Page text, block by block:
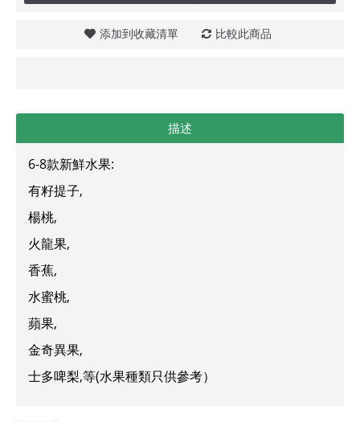
添加到收藏清單 比較此商品
描述
6-8款新鮮水果:
有籽提子,
楊桃,
火龍果,
香蕉,
水蜜桃,
蘋果,
金奇異果,
士多啤梨,等(水果種類只供參考）